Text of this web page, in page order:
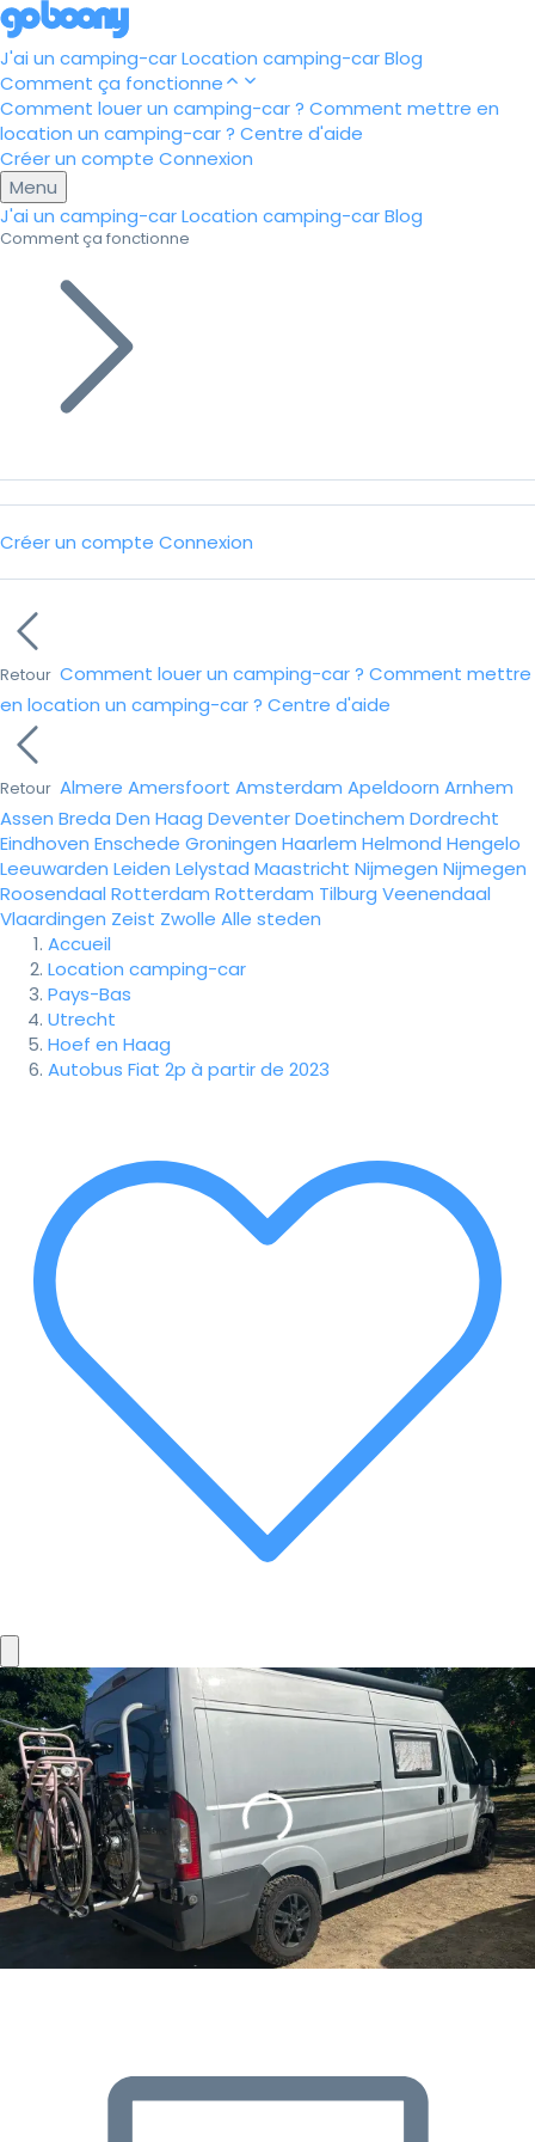
J'ai un camping-carLocation camping-carBlog
Comment ça fonctionne
Comment louer un camping-car ? Comment mettre en
location un camping-car ? Centre d'aide
Créer un compte Connexion
Menu
J'ai un camping-carLocation camping-carBlog
Comment ça fonctionne
Créer un compte Connexion
Retour Comment louer un camping-car ? Comment mettre
en location un camping-car ? Centre d'aide
Retour Almere Amersfoort Amsterdam Apeldoorn Arnhem
Assen Breda Den Haag DeventerDoetinchem Dordrecht
Eindhoven Enschede Groningen Haarlem Helmond Hengelo
Leeuwarden Leiden Lelystad Maastricht Nijmegen Nijmegen
Roosendaal Rotterdam Rotterdam Tilburg Veenendaal
Vlaardingen Zeist Zwolle Alle steden
Accueil
Location camping-car
Pays-Bas
Utrecht
Hoef en Haag
Autobus Fiat 2p à partir de 2023